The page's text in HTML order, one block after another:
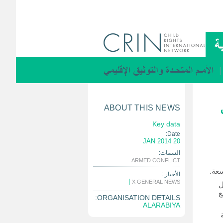
ABOUT THIS NEWS
Key data
Date:
20 JAN 2014
السمات:
ARMED CONFLICT
الأخبار :
X GENERAL NEWS
ORGANISATION DETAILS:
ALARABIYA